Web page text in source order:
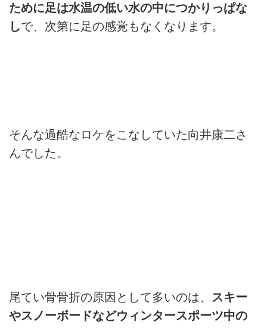
ために足は水温の低い水の中につかりっぱな
しで、次第に足の感覚もなくなります。
そんな過酷なロケをこなしていた向井康二さ
んでした。
尾てい骨骨折の原因として多いのは、 スキー
やスノーボードなどウィンタースポーツ中の